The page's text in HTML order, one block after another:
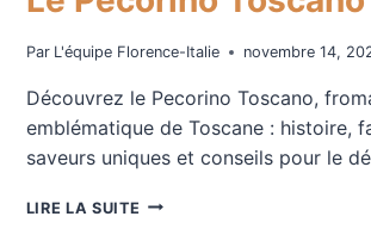
Par L'équipe Florence-Italie novembre 14,
Découvrez le Pecorino Toscano,
emblématique de Toscane : histoire,
saveurs uniques et conseils pour le
LIRE LA SUITE LE